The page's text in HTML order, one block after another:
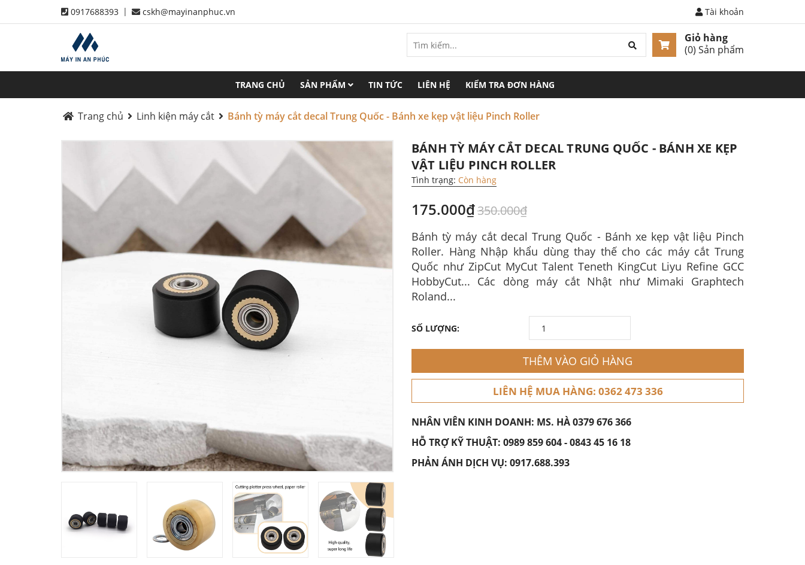
0917688393 | cskh@mayinanphuc.vn Tài khoản
Giỏ hàng
(0) Sản phẩm
TRANG CHỦ SẢN PHẨM TIN TỨC LIÊN HỆ KIỂM TRA ĐƠN HÀNG
Trang chủ Linh kiện máy cắt Bánh tỳ máy cắt decal Trung Quốc - Bánh xe kẹp vật liệu Pinch Roller
BÁNH TỲ MÁY CẮT DECAL TRUNG QUỐC - BÁNH XE KẸP
VẬT LIỆU PINCH ROLLER
Tình trạng: Còn hàng
175.000₫350.000₫
Bánh tỳ máy cắt decal Trung Quốc - Bánh xe kẹp vật liệu Pinch
Roller. Hàng Nhập khẩu dùng thay thế cho các máy cắt Trung
Quốc như ZipCut MyCut Talent Teneth KingCut Liyu Refine GCC
HobbyCut... Các dòng máy cắt Nhật như Mimaki Graphtech
Roland...
SỐ LƯỢNG:
THÊM VÀO GIỎ HÀNG
LIÊN HỆ MUA HÀNG: 0362 473 336
NHÂN VIÊN KINH DOANH: MS. HÀ0379 676 366
HỖ TRỢ KỸ THUẬT: 0989 859 604-0843 45 16 18
PHẢN ÁNH DỊCH VỤ: 0917.688.393